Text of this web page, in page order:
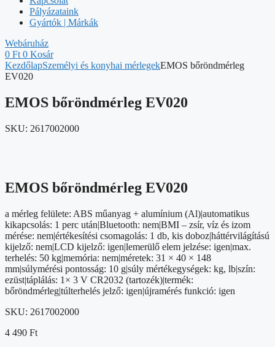
Pályázataink
Gyártók | Márkák
Webáruház
0 Ft 0 Kosár
KezdőlapSzemélyi és konyhai mérlegekEMOS bőröndmérleg
EV020
EMOS bőröndmérleg EV020
SKU: 2617002000
EMOS bőröndmérleg EV020
a mérleg felülete: ABS műanyag + alumínium (Al)|automatikus
kikapcsolás: 1 perc után|Bluetooth: nem|BMI – zsír, víz és izom
mérése: nem|értékesítési csomagolás: 1 db, kis doboz|háttérvilágítású
kijelző: nem|LCD kijelző: igen|lemerülő elem jelzése: igen|max.
terhelés: 50 kg|memória: nem|méretek: 31 × 40 × 148
mm|súlymérési pontosság: 10 g|súly mértékegységek: kg, lb|szín:
ezüst|táplálás: 1× 3 V CR2032 (tartozék)|termék:
bőröndmérleg|túlterhelés jelző: igen|újramérés funkció: igen
SKU: 2617002000
4 490 Ft